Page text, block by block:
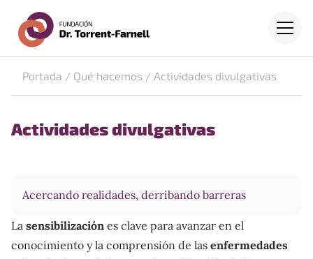
Saltar al contenido principal
Menú
Portada / Qué hacemos / Actividades divulgativas
Actividades divulgativas
Acercando realidades, derribando barreras
La sensibilización es clave para avanzar en el
conocimiento y la comprensión de las enfermedades